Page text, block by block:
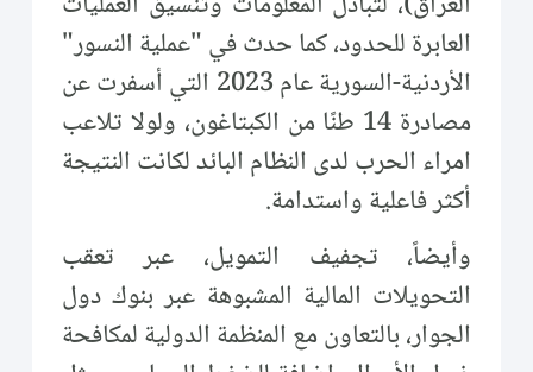
العابرة للحدود، كما حدث في "عملية النسور"
الأردنية-السورية عام 2023 التي أسفرت عن
مصادرة 14 طنًا من الكبتاغون، ولولا تلاعب
امراء الحرب لدى النظام البائد لكانت النتيجة
أكثر فاعلية واستدامة.
وأيضاً، تجفيف التمويل، عبر تعقب
التحويلات المالية المشبوهة عبر بنوك دول
الجوار، بالتعاون مع المنظمة الدولية لمكافحة